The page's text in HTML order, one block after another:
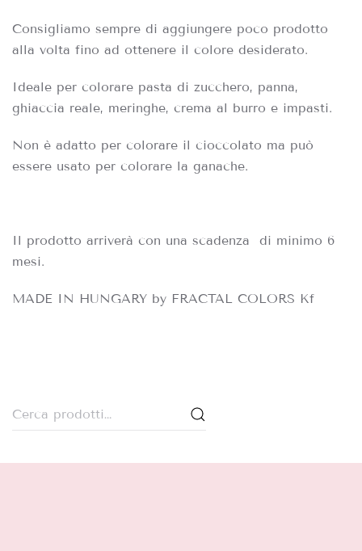
Consigliamo sempre di aggiungere poco prodotto
alla volta fino ad ottenere il colore desiderato.
Ideale per colorare pasta di zucchero, panna,
ghiaccia reale, meringhe, crema al burro e impasti.
Non è adatto per colorare il cioccolato ma può
essere usato per colorare la ganache.
Il prodotto arriverà con una scadenza di minimo 6
mesi.
MADE IN HUNGARY by FRACTAL COLORS Kf
Cerca: